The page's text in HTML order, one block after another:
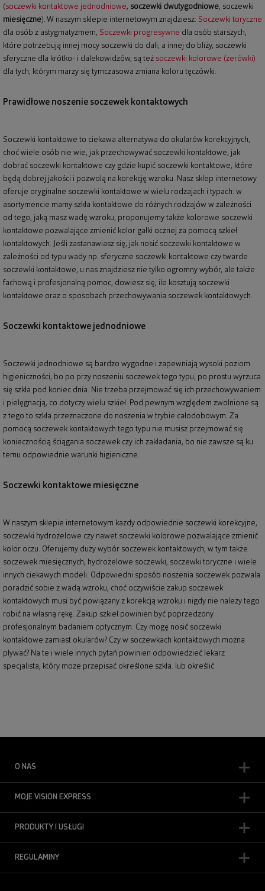
(soczewki kontaktowe jednodniowe, soczewki dwutygodniowe, soczewki
miesięczne). W naszym sklepie internetowym znajdziesz: Soczewki toryczne
dla osób z astygmatyzmem, Soczewki progresywne dla osób starszych,
które potrzebują innej mocy soczewki do dali, a innej do bliży, soczewki
sferyczne dla krótko- i dalekowidzów, są też soczewki kolorowe (zerówki)
dla tych, którym marzy się tymczasowa zmiana koloru tęczówki.
Prawidłowe noszenie soczewek kontaktowych
Soczewki kontaktowe to ciekawa alternatywa do okularów korekcyjnych,
choć wiele osób nie wie, jak przechowywać soczewki kontaktowe, jak
dobrać soczewki kontaktowe czy gdzie kupić soczewki kontaktowe, które
będą dobrej jakości i pozwolą na korekcję wzroku. Nasz sklep internetowy
oferuje oryginalne soczewki kontaktowe w wielu rodzajach i typach: w
asortymencie mamy szkła kontaktowe do różnych rodzajów w zależności
od tego, jaką masz wadę wzroku, proponujemy także kolorowe soczewki
kontaktowe pozwalające zmienić kolor gałki ocznej za pomocą szkieł
kontaktowych. Jeśli zastanawiasz się, jak nosić soczewki kontaktowe w
zależności od typu wady np. sferyczne soczewki kontaktowe czy twarde
soczewki kontaktowe, u nas znajdziesz nie tylko ogromny wybór, ale także
fachową i profesjonalną pomoc, dowiesz się, ile kosztują soczewki
kontaktowe oraz o sposobach przechowywania soczewek kontaktowych.
Soczewki kontaktowe jednodniowe
Soczewki jednodniowe są bardzo wygodne i zapewniają wysoki poziom
higieniczności, bo po przy noszeniu soczewek tego typu, po prostu wyrzuca
się szkła pod koniec dnia. Nie trzeba przejmować się ich przechowywaniem
i pielęgnacją, co dotyczy wielu szkieł. Pod pewnym względem zwolnione są
z tego to szkła przeznaczone do noszenia w trybie całodobowym. Za
pomocą soczewek kontaktowych tego typu nie musisz przejmować się
koniecznością ściągania soczewek czy ich zakładania, bo nie zawsze są ku
temu odpowiednie warunki higieniczne.
Soczewki kontaktowe miesięczne
W naszym sklepie internetowym każdy odpowiednie soczewki korekcyjne,
soczewki hydrożelowe czy nawet soczewki kolorowe pozwalające zmienić
kolor oczu. Oferujemy duży wybór soczewek kontaktowych, w tym także
soczewek miesięcznych, hydrożelowe soczewki, soczewki toryczne i wiele
innych ciekawych modeli. Odpowiedni sposób noszenia soczewek pozwala
poradzić sobie z wadą wzroku, choć oczywiście zakup soczewek
kontaktowych musi być powiązany z korekcją wzroku i nigdy nie należy tego
robić na własną rękę. Zakup szkieł powinien być poprzedzony
profesjonalnym badaniem optycznym. Czy mogę nosić soczewki
kontaktowe zamiast okularów? Czy w soczewkach kontaktowych można
pływać? Na te i wiele innych pytań powinien odpowiedzieć lekarz
specjalista, który może przepisać określone szkła. lub określić
O NAS
MOJE VISION EXPRESS
PRODUKTY I USŁUGI
REGULAMINY